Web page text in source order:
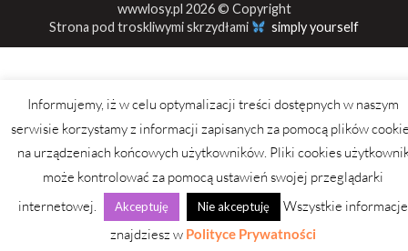
wwwlosy.pl 2026 © Copyright
Strona pod troskliwymi skrzydłami
simply yourself
Informujemy, iż w celu optymalizacji treści dostępnych w naszym
serwisie korzystamy z informacji zapisanych za pomocą plików
na urządzeniach końcowych użytkowników. Pliki cookies
może kontrolować za pomocą ustawień swojej przeglądarki
internetowej.
Akceptuję Nie akceptuję
Wszystkie informacje
znajdziesz w Polityce Prywatności